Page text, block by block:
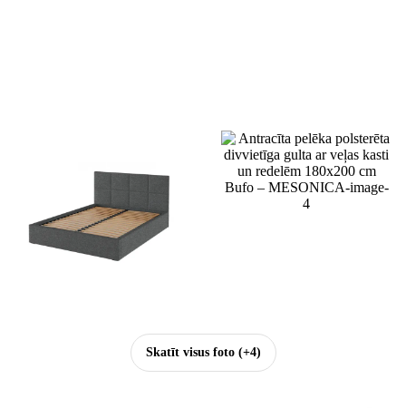
Skatīt visus foto(+4)